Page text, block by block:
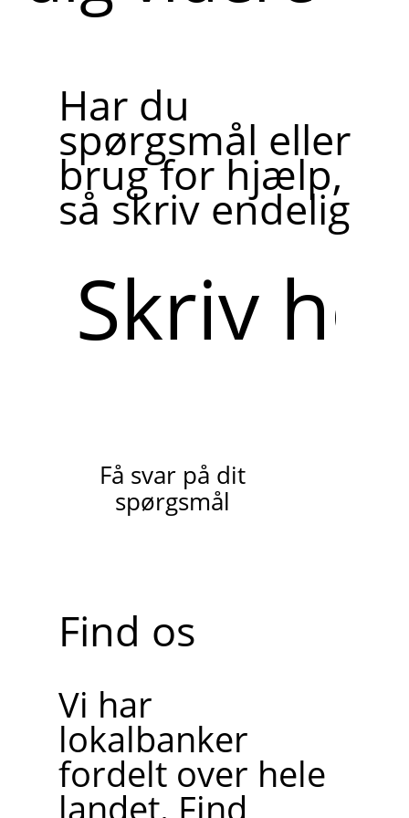
Har du
spørgsmål eller
brug for hjælp,
så skriv endelig
her
Få svar på dit
spørgsmål
Find os
Vi har
lokalbanker
fordelt over hele
landet. Find